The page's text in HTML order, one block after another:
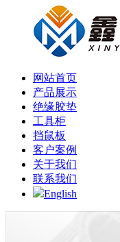
网站首页
产品展示
绝缘胶垫
工具柜
挡鼠板
客户案例
关于我们
联系我们
English